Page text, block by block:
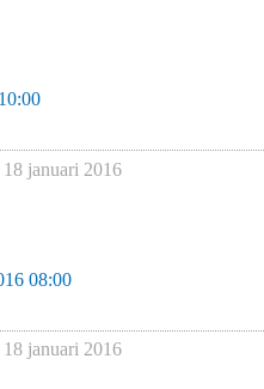
18 januari 2016
08:00
18 januari 2016